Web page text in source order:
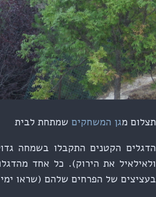
תצלום מגן המשחקים שמתחת לבית
הדגלים הקטנים התקבלו בשמחה
בעציצים של הפרחים שלהם (שראו